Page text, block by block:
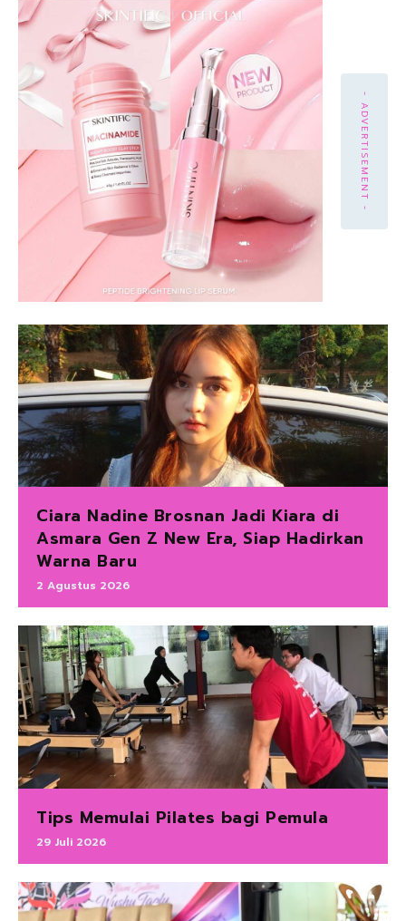
- ADVERTISEMENT -
Ciara Nadine Brosnan Jadi Kiara di
Asmara Gen Z New Era, Siap Hadirkan
Warna Baru
2 Agustus 2026
Tips Memulai Pilates bagi Pemula
29 Juli 2026